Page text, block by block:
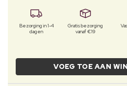
Bezorging in 1-4
dagen
Gratis bezorging
vanaf €19
VOEG TOE AAN